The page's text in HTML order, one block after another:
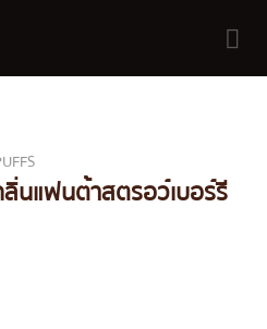
นแฟนต้าสตรอว์เบอร์รี